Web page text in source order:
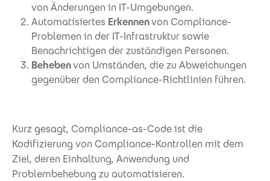
von Änderungen in IT-Umgebungen.
Automatisiertes Erkennenvon Compliance-
Problemen in der IT-Infrastruktur sowie
Benachrichtigen der zuständigen Personen.
Behebenvon Umständen, die zu Abweichungen
gegenüber den Compliance-Richtlinien führen.
Kurz gesagt, Compliance-as-Code ist die
Kodifizierung von Compliance-Kontrollen mit dem
Ziel, deren Einhaltung, Anwendung und
Problembehebung zu automatisieren.